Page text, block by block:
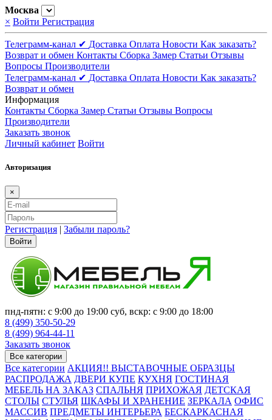
Москва
× Войти Регистрация
Телеграмм-канал ✔ Доставка Оплата Новости Как заказать?
Возврат и обмен Контакты Сборка Замер Статьи Отзывы
Вопросы Производители
Телеграмм-канал ✔ Доставка Оплата Новости Как заказать?
Возврат и обмен
Информация
Контакты Сборка Замер Статьи Отзывы Вопросы
Производители
Заказать звонок
Личный кабинет Войти
Авторизация
×
Регистрация | Забыли пароль?
Войти
пнд-пятн: с 9:00 до 19:00 суб, вскр: с 9:00 до 18:00
8 (499) 350-50-29
8 (499) 964-44-11
Заказать звонок
Все категории
Все категории АКЦИЯ!! ВЫСТАВОЧНЫЕ ОБРАЗЦЫ
РАСПРОДАЖА ДВЕРИ КУПЕ КУХНЯ ГОСТИНАЯ
МЕБЕЛЬ НА ЗАКАЗ СПАЛЬНЯ ПРИХОЖАЯ ДЕТСКАЯ
СТОЛЫ СТУЛЬЯ ШКАФЫ И ХРАНЕНИЕ ЗЕРКАЛА ОФИС
МАССИВ ПРЕДМЕТЫ ИНТЕРЬЕРА БЕСКАРКАСНАЯ